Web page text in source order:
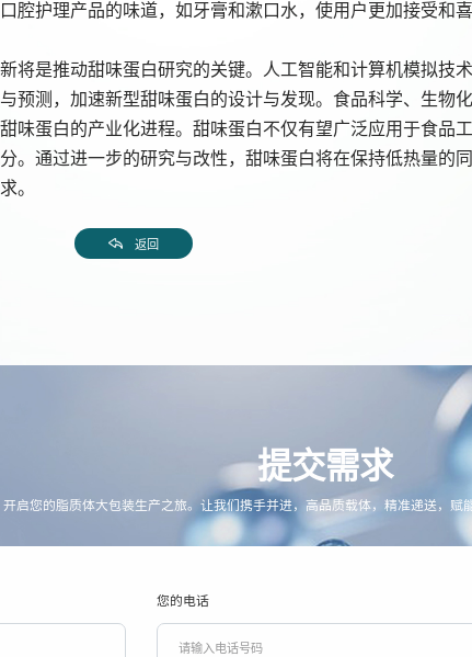
腔护理产品的味道，如牙膏和漱口水，使用户更加接受和
将是推动甜味蛋白研究的关键。人工智能和计算机模拟技
预测，加速新型甜味蛋白的设计与发现。食品科学、生物
味蛋白的产业化进程。甜味蛋白不仅有望广泛应用于食品
。通过进一步的研究与改性，甜味蛋白将在保持低热量的
。
返回
提交需求
启您的脂质体大包装生产之旅。让我们携手并进，高品质载体，精准递送，
您的电话